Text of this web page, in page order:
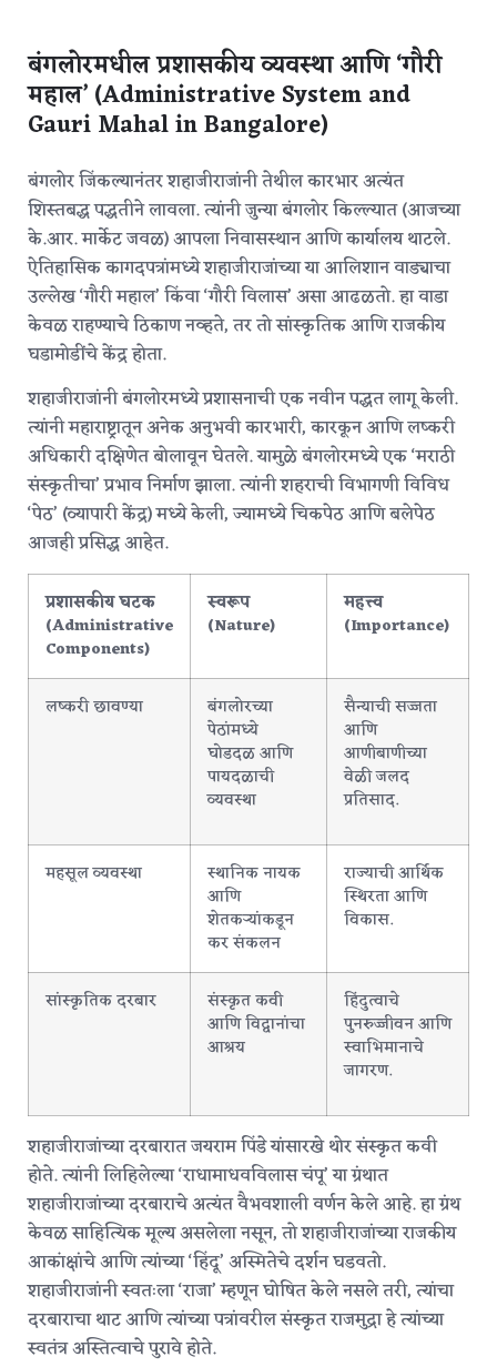
बंगलोरमधील प्रशासकीय व्यवस्था आणि ‘गौरी
महाल’ (Administrative System and
Gauri Mahal in Bangalore)
बंगलोर जिंकल्यानंतर शहाजीराजांनी तेथील कारभार अत्यंत
शिस्तबद्ध पद्धतीने लावला. त्यांनी जुन्या बंगलोर किल्ल्यात (आजच्या
के.आर. मार्केट जवळ) आपला निवासस्थान आणि कार्यालय थाटले.
ऐतिहासिक कागदपत्रांमध्ये शहाजीराजांच्या या आलिशान वाड्याचा
उल्लेख ‘गौरी महाल’ किंवा ‘गौरी विलास’ असा आढळतो.हा वाडा
केवळ राहण्याचे ठिकाण नव्हते, तर तो सांस्कृतिक आणि राजकीय
घडामोडींचे केंद्र होता.
शहाजीराजांनी बंगलोरमध्ये प्रशासनाची एक नवीन पद्धत लागू केली.
त्यांनी महाराष्ट्रातून अनेक अनुभवी कारभारी, कारकून आणि लष्करी
अधिकारी दक्षिणेत बोलावून घेतले.यामुळे बंगलोरमध्ये एक ‘मराठी
संस्कृतीचा’ प्रभाव निर्माण झाला. त्यांनी शहराची विभागणी विविध
‘पेठ’ (व्यापारी केंद्र) मध्ये केली, ज्यामध्ये चिकपेठ आणि बलेपेठ
आजही प्रसिद्ध आहेत.
प्रशासकीय घटक
(Administrative
Components)
स्वरूप
(Nature)
महत्त्व
(Importance)
लष्करी छावण्या
बंगलोरच्या
पेठांमध्ये
घोडदळ आणि
पायदळाची
व्यवस्था
सैन्याची सज्जता
आणि
आणीबाणीच्या
वेळी जलद
प्रतिसाद.
महसूल व्यवस्था
स्थानिक नायक
आणि
शेतकऱ्यांकडून
कर संकलन
राज्याची आर्थिक
स्थिरता आणि
विकास.
सांस्कृतिक दरबार
संस्कृत कवी
आणि विद्वानांचा
आश्रय
हिंदुत्वाचे
पुनरुज्जीवन आणि
स्वाभिमानाचे
जागरण.
शहाजीराजांच्या दरबारात जयराम पिंडे यांसारखे थोर संस्कृत कवी
होते. त्यांनी लिहिलेल्या ‘राधामाधवविलास चंपू’ या ग्रंथात
शहाजीराजांच्या दरबाराचे अत्यंत वैभवशाली वर्णन केले आहे.हा ग्रंथ
केवळ साहित्यिक मूल्य असलेला नसून, तो शहाजीराजांच्या राजकीय
आकांक्षांचे आणि त्यांच्या ‘हिंदू’ अस्मितेचे दर्शन घडवतो.
शहाजीराजांनी स्वतःला ‘राजा’ म्हणून घोषित केले नसले तरी, त्यांचा
दरबाराचा थाट आणि त्यांच्या पत्रांवरील संस्कृत राजमुद्रा हे त्यांच्या
स्वतंत्र अस्तित्वाचे पुरावे होते.